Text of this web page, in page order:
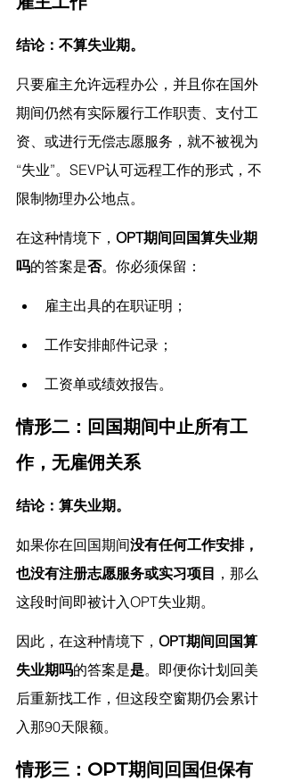
结论：不算失业期。
只要雇主允许远程办公，并且你在国外
期间仍然有实际履行工作职责、支付工
资、或进行无偿志愿服务，就不被视为
“失业”。SEVP认可远程工作的形式，不
限制物理办公地点。
在这种情境下， OPT期间回国算失业期
吗的答案是否。你必须保留：
雇主出具的在职证明；
工作安排邮件记录；
工资单或绩效报告。
情形二：回国期间中止所有工
作，无雇佣关系
结论：算失业期。
如果你在回国期间没有任何工作安排，
也没有注册志愿服务或实习项目 ，那么
这段时间即被计入OPT失业期。
因此，在这种情境下， OPT期间回国算
失业期吗的答案是是。即便你计划回美
后重新找工作，但这段空窗期仍会累计
入那90天限额。
情形三：OPT期间回国但保有